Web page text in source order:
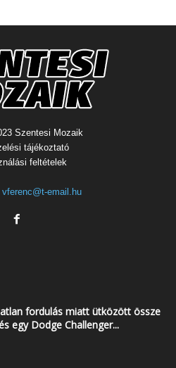
Szentesi Mozaik
tájékoztató
feltételek
vferenc@t-email.hu
fordulás miatt ütközött össze
egy Dodge Challenger...